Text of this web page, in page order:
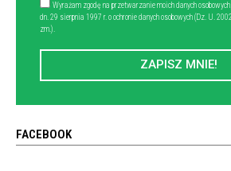
Wyrażam zgodę na przetwarzanie moich danych
dn. 29 sierpnia 1997 r. o ochronie danych osobowych (Dz. U.
zm.).
ZAPISZ MNIE!
FACEBOOK